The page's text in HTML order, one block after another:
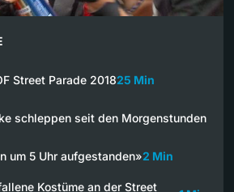
Street Parade 201825 Min
schleppen seit den Morgenstunden
um 5 Uhr aufgestanden»2 Min
Kostüme an der Street